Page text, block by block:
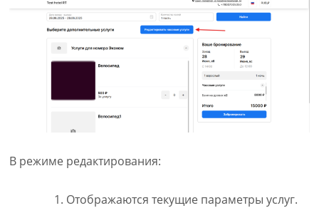
В режиме редактирования:
Отображаются текущие параметры услуг.